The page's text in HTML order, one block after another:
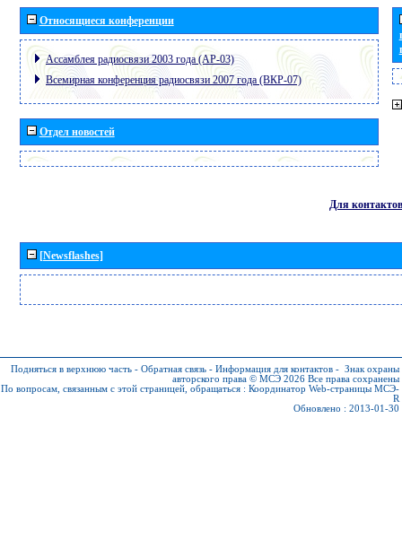
Относящиеся конференции
Ассамблея радиосвязи 2003 года (АР-03)
Всемирная конференция радиосвязи 2007 года (ВКР-07)
Отдел новостей
Для контактов
[Newsflashes]
Подняться в верхнюю часть - Обратная связь - Информация для контактов - Знак охраны
авторского права © МСЭ 2026 Все права сохранены
По вопросам, связанным с этой страницей, обращаться : Координатор Web-страницы МСЭ-
R
Обновлено : 2013-01-30